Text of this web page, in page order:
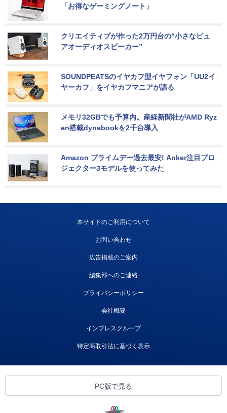
「お得なゲーミングノート」
クリエイティブが作った2万円台の“小さなピュ
アオーディオスピーカー”
SOUNDPEATSのイヤカフ型イヤフォン「UU2イ
ヤーカフ」をイヤカフマニアが語る
メモリ32GBでも予算内。産経新聞社がAMD Ryz
en搭載dynabookを2千台導入
Amazon プライムデー過去最安! Anker注目プロ
ジェクター3モデルを使ってみた
本サイトのご利用について
お問い合わせ
広告掲載のご案内
編集部へのご連絡
プライバシーポリシー
会社概要
インプレスグループ
特定商取引法に基づく表示
PC版で見る